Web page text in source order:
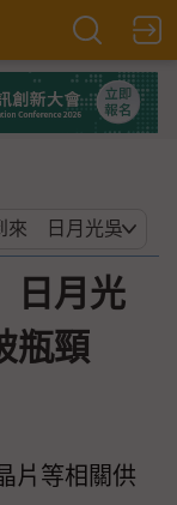
日月光
瓶頸
片等相關供